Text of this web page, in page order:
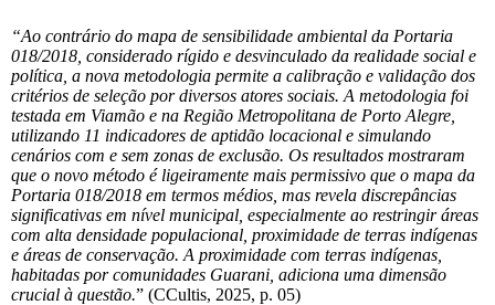
“Ao contrário do mapa de sensibilidade ambiental da Portaria
018/2018, considerado rígido e desvinculado da realidade social e
política, a nova metodologia permite a calibração e validação dos
critérios de seleção por diversos atores sociais. A metodologia foi
testada em Viamão e na Região Metropolitana de Porto Alegre,
utilizando 11 indicadores de aptidão locacional e simulando
cenários com e sem zonas de exclusão. Os resultados mostraram
que o novo método é ligeiramente mais permissivo que o mapa da
Portaria 018/2018 em termos médios, mas revela discrepâncias
significativas em nível municipal, especialmente ao restringir áreas
com alta densidade populacional, proximidade de terras indígenas
e áreas de conservação. A proximidade com terras indígenas,
habitadas por comunidades Guarani, adiciona uma dimensão
crucial à questão.” (CCultis, 2025, p. 05)